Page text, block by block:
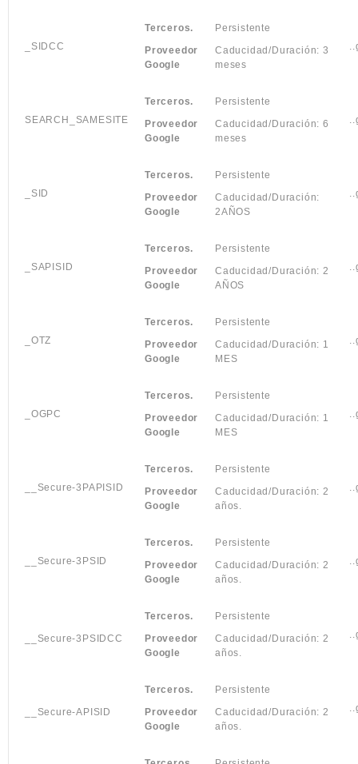
_SIDCC
Terceros.
Proveedor
Google
Persistente
Caducidad/Duración: 3
meses
SEARCH_SAMESITE
Terceros.
Proveedor
Google
Persistente
Caducidad/Duración: 6
meses
_SID
Terceros.
Proveedor
Google
Persistente
Caducidad/Duración:
2AÑOS
_SAPISID
Terceros.
Proveedor
Google
Persistente
Caducidad/Duración: 2
AÑOS
_OTZ
Terceros.
Proveedor
Google
Persistente
Caducidad/Duración: 1
MES
_OGPC
Terceros.
Proveedor
Google
Persistente
Caducidad/Duración: 1
MES
__Secure-3PAPISID
Terceros.
Proveedor
Google
Persistente
Caducidad/Duración: 2
años.
__Secure-3PSID
Terceros.
Proveedor
Google
Persistente
Caducidad/Duración: 2
años.
__Secure-3PSIDCC
Terceros.
Proveedor
Google
Persistente
Caducidad/Duración: 2
años.
__Secure-APISID
Terceros.
Proveedor
Google
Persistente
Caducidad/Duración: 2
años.